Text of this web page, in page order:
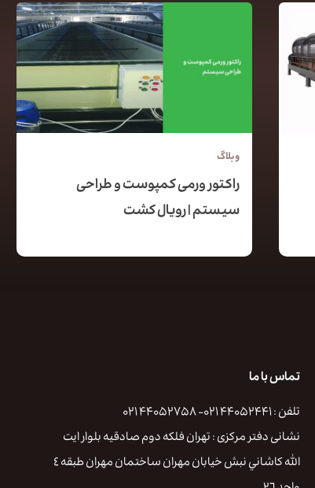
وبلاگ
راکتور ورمی کمپوست و طراحی
سیستم | رویال کشت
تماس با ما
تلفن : ۴۴۰۵۲۴۴۱ ۰۲۱- ۴۴۰۵۲۷۵۸ ۰۲۱
نشانی دفتر مرکزی : تهران فلكه دوم صادقيه بلوار ايت
الله كاشاني نبش خيابان مهران ساختمان مهران طبقه ٤